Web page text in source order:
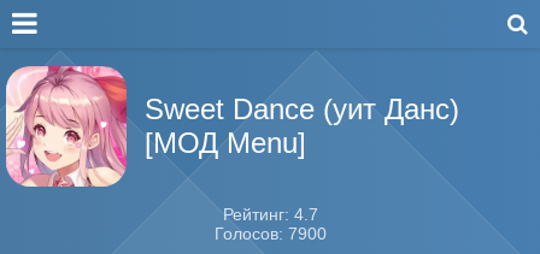
Sweet Dance (уит Данс)
[МОД Menu]
Рейтинг: 4.7
Голосов: 7900